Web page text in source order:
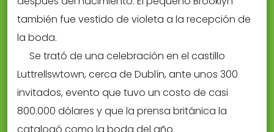
también fue vestido de violeta a la recepción de
la boda.
Se trató de una celebración en el castillo
Luttrellswtown, cerca de Dublín, ante unos 300
invitados, evento que tuvo un costo de casi
800.000 dólares y que la prensa británica la